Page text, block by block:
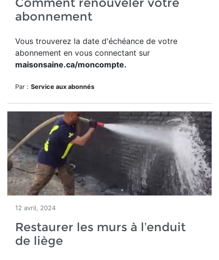
abonnement
Vous trouverez la date d'échéance de votre
abonnement en vous connectant sur
maisonsaine.ca/moncompte.
Par : Service aux abonnés
12 avril, 2024
Restaurer les murs à l’enduit
de liège